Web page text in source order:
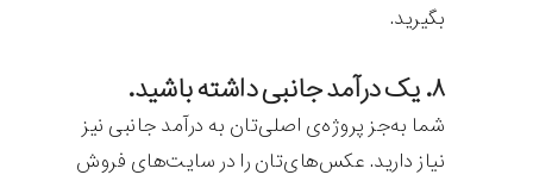
بگیرید.
۸. یک درآمد جانبی داشته باشید.
شما به‌جز پروژه‌ی اصلی‌تان به درآمد جانبی نیز
نیاز دارید. عکس‌های‌تان را در سایت‌های فروش